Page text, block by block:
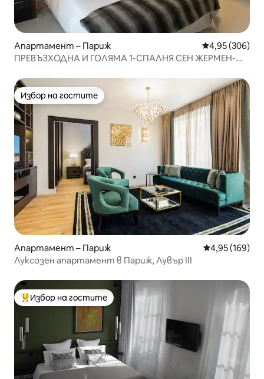
Апартамент – Париж Средна
4,95 (306)
ПРЕВЪЗХОДНА И ГОЛЯМА 1-СПАЛНЯ СЕН ЖЕРМЕН-
Избор на гостите
Избор на гостите
Апартамент – Париж Средна
4,95 (169)
Луксозен апартамент в Париж, Лувър III
Най-популярен избор на гостите
Избор на гостите